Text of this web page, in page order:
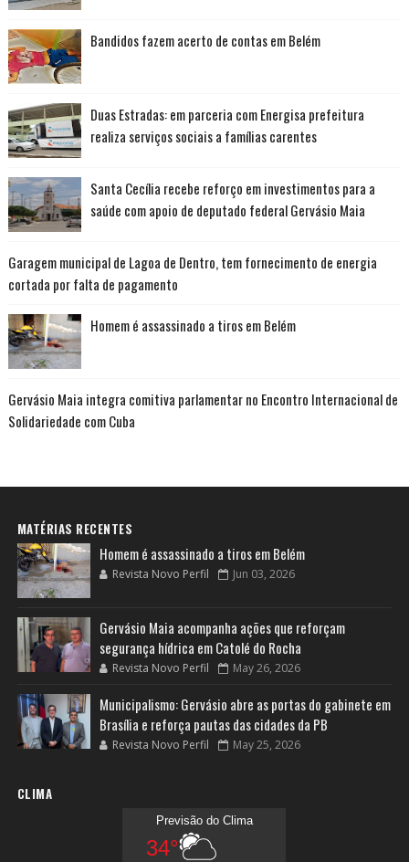
Bandidos fazem acerto de contas em Belém
Duas Estradas: em parceria com Energisa prefeitura
realiza serviços sociais a famílias carentes
Santa Cecília recebe reforço em investimentos para a
saúde com apoio de deputado federal Gervásio Maia
Garagem municipal de Lagoa de Dentro, tem fornecimento de energia
cortada por falta de pagamento
Homem é assassinado a tiros em Belém
Gervásio Maia integra comitiva parlamentar no Encontro Internacional de
Solidariedade com Cuba
MATÉRIAS RECENTES
Homem é assassinado a tiros em Belém
Revista Novo Perfil Jun 03, 2026
Gervásio Maia acompanha ações que reforçam
segurança hídrica em Catolé do Rocha
Revista Novo Perfil May 26, 2026
Municipalismo: Gervásio abre as portas do gabinete em
Brasília e reforça pautas das cidades da PB
Revista Novo Perfil May 25, 2026
CLIMA